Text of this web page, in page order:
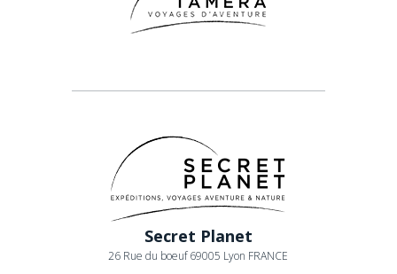
Secret Planet
26 Rue du boeuf 69005 Lyon FRANCE